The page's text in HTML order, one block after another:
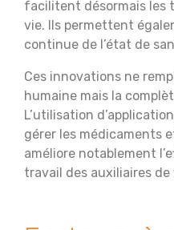
facilitent désormais les
vie. Ils permettent
continue de l’état de
Ces innovations ne
humaine mais la
L’utilisation
gérer les médicaments
améliore notablement
travail des auxiliaires de